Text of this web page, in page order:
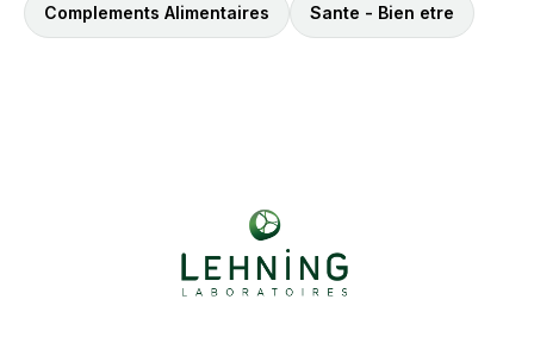
Complements Alimentaires Sante - Bien etre